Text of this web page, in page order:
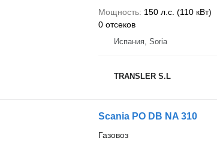
Мощность 150 л.с. (110 кВт)
0 отсеков
Испания, Soria
TRANSLER S.L
Scania PO DB NA 310
Газовоз